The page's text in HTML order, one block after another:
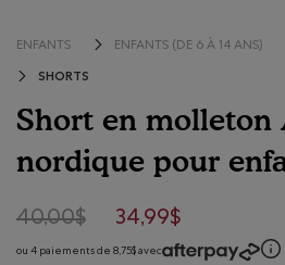
ENFANTS ENFANTS (DE 6 À 14 ANS)
SHORTS
Short en molleton
nordique pour
34,99$
40,00$Prix réduit de
ou 4 paiements de 8,75$ avec